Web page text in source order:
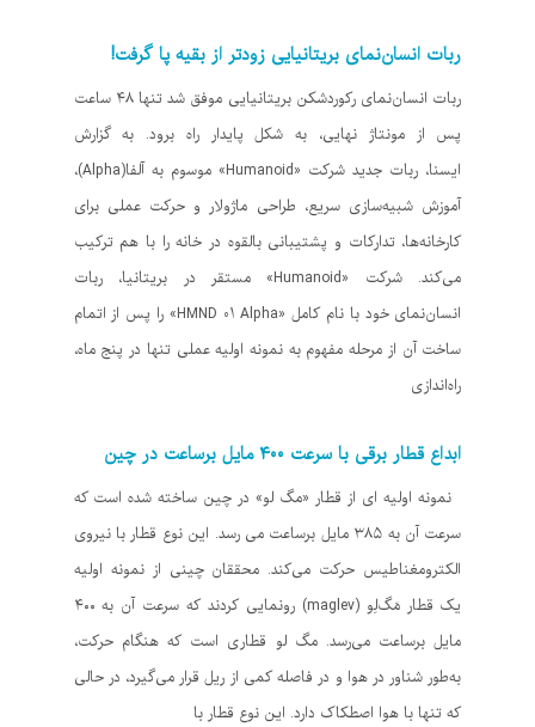
ربات انسان‌نمای بریتانیایی زودتر از بقیه پا گرفت!
ربات انسان‌نمای رکوردشکن بریتانیایی موفق شد تنها ۴۸ ساعت
پس از مونتاژ نهایی، به شکل پایدار راه برود. به گزارش
ایسنا، ربات جدید شرکت «Humanoid» موسوم به آلفا(Alpha)،
آموزش شبیه‌سازی سریع، طراحی ماژولار و حرکت عملی برای
کارخانه‌ها، تدارکات و پشتیبانی بالقوه در خانه را با هم ترکیب
می‌کند. شرکت «Humanoid» مستقر در بریتانیا، ربات
انسان‌نمای خود با نام کامل «HMND 01 Alpha» را پس از اتمام
ساخت آن از مرحله مفهوم به نمونه اولیه عملی تنها در پنج ماه،
راه‌اندازی
ابداع قطار برقی با سرعت ۴۰۰ مایل برساعت در چین
نمونه اولیه ای از قطار «مگ لو» در چین ساخته شده است که
سرعت آن به ۳۸۵ مایل برساعت می رسد. این نوع قطار با نیروی
الکترومغناطیس حرکت می‌کند. محققان چینی از نمونه اولیه
یک قطار مَگ‌لِو (maglev) رونمایی کردند که سرعت آن به ۴۰۰
مایل برساعت می‌رسد. مگ لو قطاری است که هنگام حرکت،
به‌طور شناور در هوا و در فاصله کمی از ریل قرار می‌گیرد، در حالی
که تنها با هوا اصطکاک دارد. این نوع قطار با